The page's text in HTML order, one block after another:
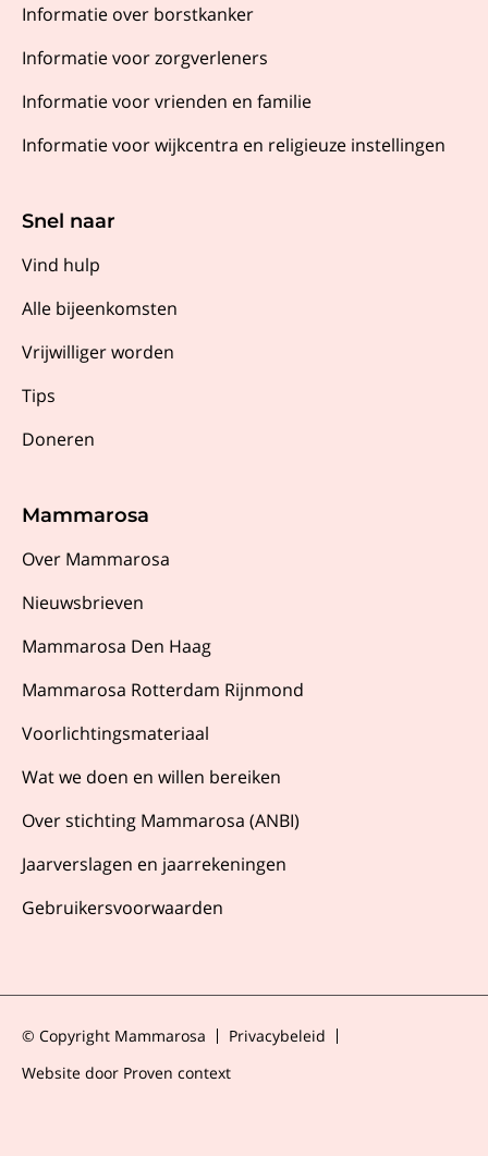
Informatie over borstkanker
Informatie voor zorgverleners
Informatie voor vrienden en familie
Informatie voor wijkcentra en religieuze instellingen
Snel naar
Vind hulp
Alle bijeenkomsten
Vrijwilliger worden
Tips
Doneren
Mammarosa
Over Mammarosa
Nieuwsbrieven
Mammarosa Den Haag
Mammarosa Rotterdam Rijnmond
Voorlichtingsmateriaal
Wat we doen en willen bereiken
Over stichting Mammarosa (ANBI)
Jaarverslagen en jaarrekeningen
Gebruikersvoorwaarden
© Copyright Mammarosa
Privacybeleid
Website door Proven context